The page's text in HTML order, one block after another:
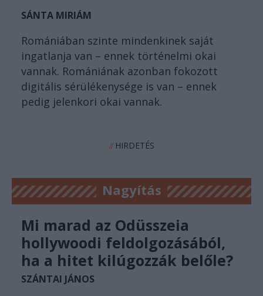
SÁNTA MIRIÁM
Romániában szinte mindenkinek saját
ingatlanja van – ennek történelmi okai
vannak. Romániának azonban fokozott
digitális sérülékenysége is van – ennek
pedig jelenkori okai vannak.
//HIRDETÉS
Nagyítás
Mi marad az Odüsszeia
hollywoodi feldolgozásából,
ha a hitet kilúgozzák belőle?
SZÁNTAI JÁNOS